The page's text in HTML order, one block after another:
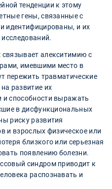
тенденции к этому
гены, связанные с
идентифицированы, и их
исследований.
алекситимию с
имевшими место в
пережить травматические
развитие их
и способности выражать
в дисфункциональных
риску развития
и взрослых физическое или
близкого или серьезная
появлению болезни.
синдром приводит к
распознавать и